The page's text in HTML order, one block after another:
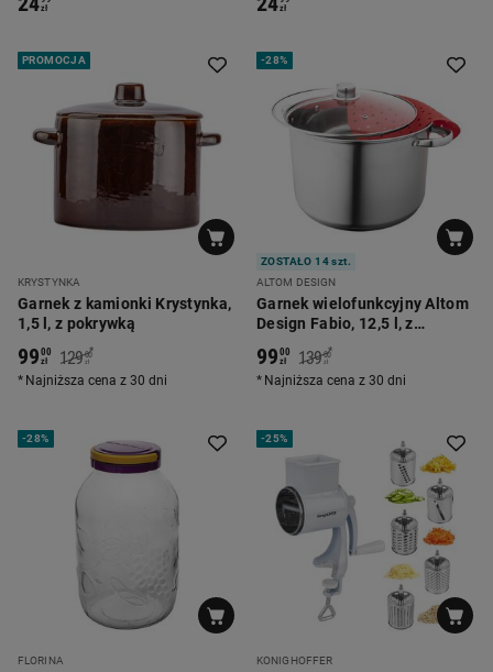
zł zł
PROMOCJA
KRYSTYNKA
Garnek z kamionki Krystynka,
1,5 l, z pokrywką
9900
zł 129 00
zł
*
Najniższa cena z 30 dni
-28%
ZOSTAŁO 14 szt.
ALTOM DESIGN
Garnek wielofunkcyjny Altom
Design Fabio, 12,5 l, z
silikonową wkładką, stalowy
9900
zł 139 00
zł
*
Najniższa cena z 30 dni
-28%
FLORINA
-25%
KONIGHOFFER